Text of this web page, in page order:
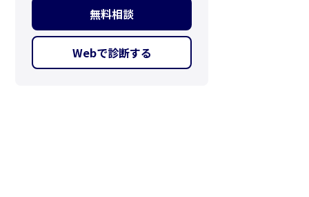
無料相談
Webで診断する